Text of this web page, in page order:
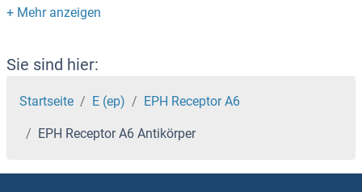
EpCAM Antikörper
EPC2 Antikörper
EPC1 Antikörper
EPB42 Antikörper
Sie sind hier:
Startseite E (ep) EPH Receptor A6
EPH Receptor A6 Antikörper